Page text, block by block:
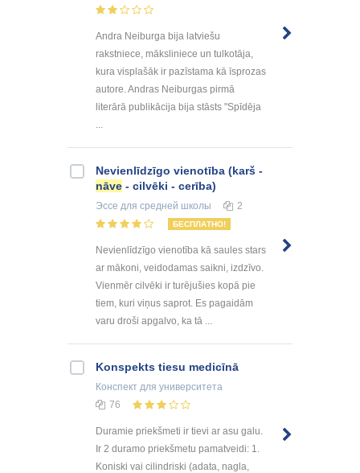
Andra Neiburga bija latviešu
rakstniece, māksliniece un tulkotāja,
kura visplašāk ir pazīstama kā īsprozas
autore. Andras Neiburgas pirmā
literārā publikācija bija stāsts "Spīdēja
...
Nevienlīdzīgo vienotība (karš -
nāve - cilvēki - cerība)
Эссе для средней школы 2
БЕСПЛАТНО!
Nevienlīdzīgo vienotība kā saules stars
ar mākoni, veidodamas saikni, izdzīvo.
Vienmēr cilvēki ir turējušies kopā pie
tiem, kuri viņus saprot. Es pagaidām
varu droši apgalvo, ka tā ...
Konspekts tiesu medicīnā
Конспект для университета
76
Duramie priekšmeti ir tievi ar asu galu.
Ir 2 duramo priekšmetu pamatveidi: 1.
Koniski vai cilindriski (adata, nagla,